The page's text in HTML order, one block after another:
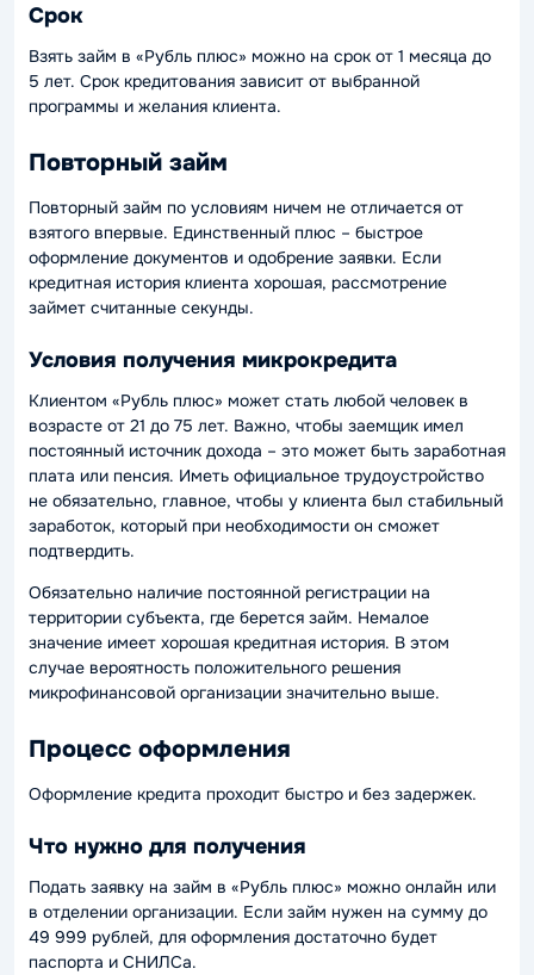
Срок
Взять займ в «Рубль плюс» можно на срок от 1 месяца до
5 лет. Срок кредитования зависит от выбранной
программы и желания клиента.
Повторный займ
Повторный займ по условиям ничем не отличается от
взятого впервые. Единственный плюс – быстрое
оформление документов и одобрение заявки. Если
кредитная история клиента хорошая, рассмотрение
займет считанные секунды.
Условия получения микрокредита
Клиентом «Рубль плюс» может стать любой человек в
возрасте от 21 до 75 лет. Важно, чтобы заемщик имел
постоянный источник дохода – это может быть заработная
плата или пенсия. Иметь официальное трудоустройство
не обязательно, главное, чтобы у клиента был стабильный
заработок, который при необходимости он сможет
подтвердить.
Обязательно наличие постоянной регистрации на
территории субъекта, где берется займ. Немалое
значение имеет хорошая кредитная история. В этом
случае вероятность положительного решения
микрофинансовой организации значительно выше.
Процесс оформления
Оформление кредита проходит быстро и без задержек.
Что нужно для получения
Подать заявку на займ в «Рубль плюс» можно онлайн или
в отделении организации. Если займ нужен на сумму до
49 999 рублей, для оформления достаточно будет
паспорта и СНИЛСа.